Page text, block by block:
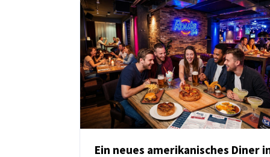
Ein neues amerikanisches Diner